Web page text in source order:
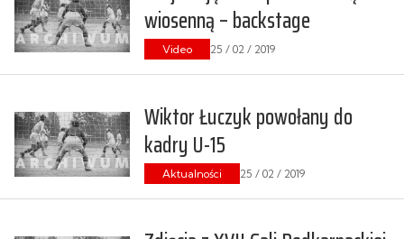
wiosenną – backstage
Video 25 / 02 / 2019
Wiktor Łuczyk powołany do
kadry U-15
Aktualności 25 / 02 / 2019